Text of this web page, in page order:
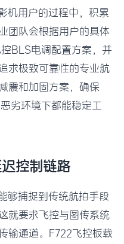
机用户的过程中，积累
团队会根据用户的具体
BLS电调配置方案，并
求极致可靠性的专业航
震和加固方案，确保
劣环境下都能稳定工
控制链路
够捕捉到传统航拍手段
就要求飞控与图传系统
输通道。F722飞控板载